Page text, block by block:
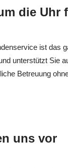
die Uhr
ist das
unterstützt Sie
Betreuung
uns vor